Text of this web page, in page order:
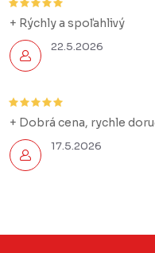
22.5.2026
+ Rýchly a spoľahlivý
17.5.2026
+ Dobrá cena, rychle